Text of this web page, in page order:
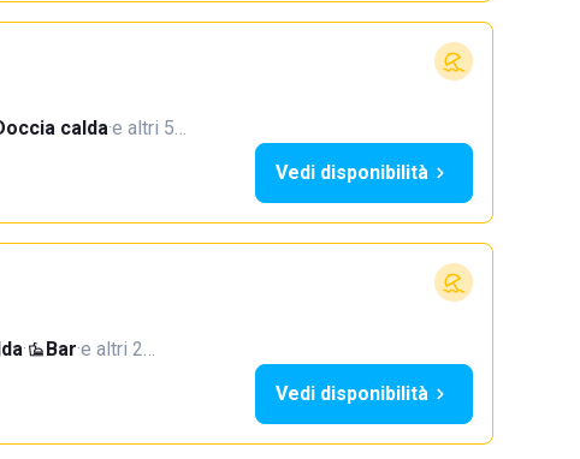
calda·e altri 5…
Vedi disponibilità
· Bar·e altri 2…
Vedi disponibilità